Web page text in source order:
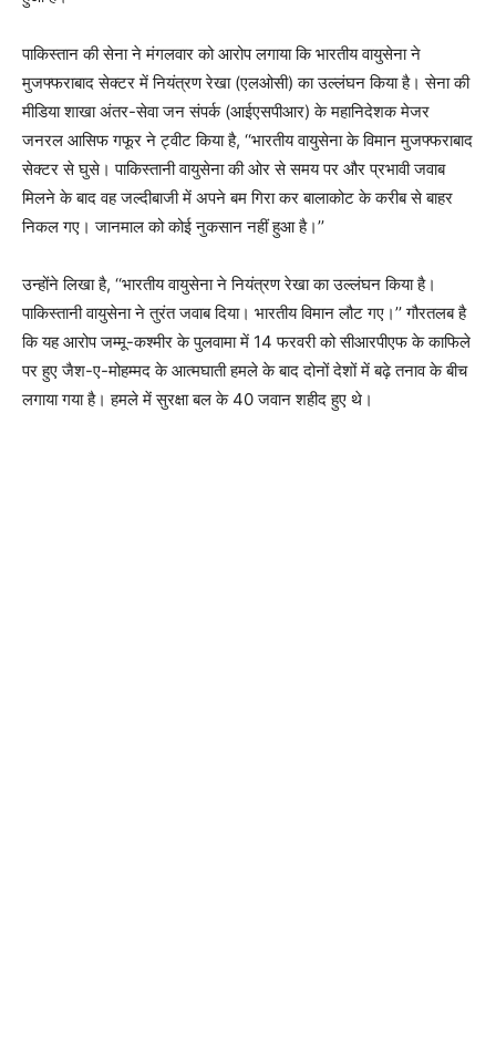
पाकिस्तान की सेना ने मंगलवार को आरोप लगाया कि भारतीय वायुसेना ने
मुजफ्फराबाद सेक्टर में नियंत्रण रेखा (एलओसी) का उल्लंघन किया है। सेना की
मीडिया शाखा अंतर-सेवा जन संपर्क (आईएसपीआर) के महानिदेशक मेजर
जनरल आसिफ गफूर ने ट्वीट किया है, ‘‘भारतीय वायुसेना के विमान मुजफ्फराबाद
सेक्टर से घुसे। पाकिस्तानी वायुसेना की ओर से समय पर और प्रभावी जवाब
मिलने के बाद वह जल्दीबाजी में अपने बम गिरा कर बालाकोट के करीब से बाहर
निकल गए। जानमाल को कोई नुकसान नहीं हुआ है।’’
उन्होंने लिखा है, ‘‘भारतीय वायुसेना ने नियंत्रण रेखा का उल्लंघन किया है।
पाकिस्तानी वायुसेना ने तुरंत जवाब दिया। भारतीय विमान लौट गए।’’ गौरतलब है
कि यह आरोप जम्मू-कश्मीर के पुलवामा में 14 फरवरी को सीआरपीएफ के काफिले
पर हुए जैश-ए-मोहम्मद के आत्मघाती हमले के बाद दोनों देशों में बढ़े तनाव के बीच
लगाया गया है। हमले में सुरक्षा बल के 40 जवान शहीद हुए थे।